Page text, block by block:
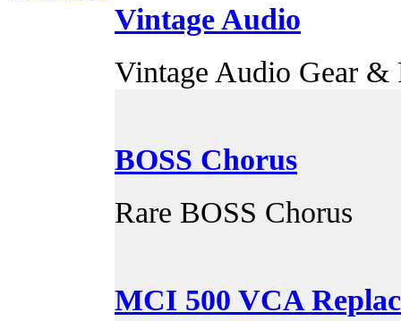
Vintage Audio
Vintage Audio Gear &
BOSS Chorus
Rare BOSS Chorus
MCI 500 VCA